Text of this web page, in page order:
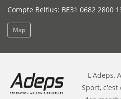
Compte Belfius: BE31 0682 2800
Map
L'Adeps,
Sport, c'est